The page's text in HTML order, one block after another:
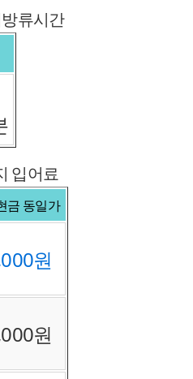
류시간
입어료
금 동일가
원
원